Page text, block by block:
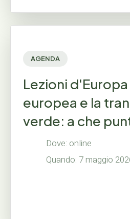
AGENDA
Lezioni
europea e la
verde: a che
Dove: online
Quando: 7 maggio